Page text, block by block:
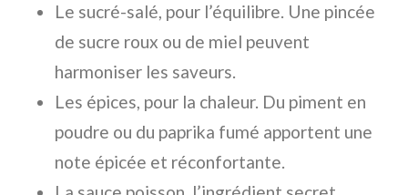
Le sucré-salé, pour l’équilibre. Une pincée
de sucre roux ou de miel peuvent
harmoniser les saveurs.
Les épices, pour la chaleur. Du piment en
poudre ou du paprika fumé apportent une
note épicée et réconfortante.